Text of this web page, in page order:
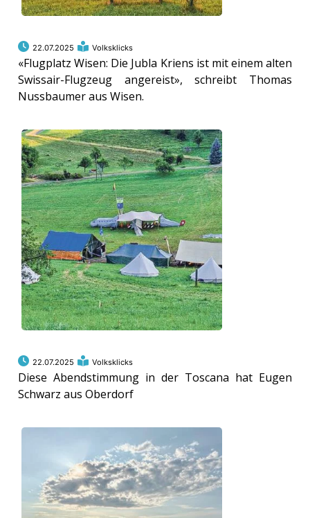
22.07.2025 Volksklicks
«Flugplatz Wisen: Die Jubla Kriens ist mit einem alten
Swissair-Flugzeug angereist», schreibt Thomas
Nussbaumer aus Wisen.
22.07.2025 Volksklicks
Diese Abendstimmung in der Toscana hat Eugen
Schwarz aus Oberdorf